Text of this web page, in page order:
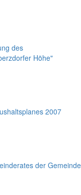
des
Höhe"
2007
der Gemeinde